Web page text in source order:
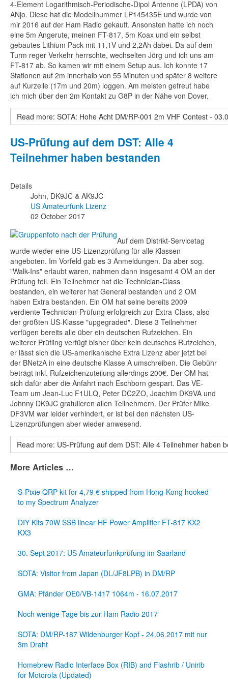
4-Element Logarithmisch-Periodische-Dipol Antenne (LPDA) von
ANjo. Diese hat die Modellnummer LP145435E und wurde von
mir 2016 auf der Ham Radio gekauft. Ansonsten hatte ich noch
eine 5m Angerute, meinen FT-817, 5m Koax und ein selbst
gebautes Lithium Pack mit 11,1V und 2,2Ah dabei. Da auf dem
Turm reger Verkehr herrschte, wechselten Jörg und ich uns am
FT-817 ab. So kamen wir mit einem Setup aus. Ich konnte 17
Stationen auf 2m innerhalb von 55 Minuten und später 8 weitere
auf Kurzelle (17m und 20m) loggen. Am meisten gefreut habe
ich mich über den 2m Kontakt zu G8P in der Nähe von Dover.
Read more: SOTA: Hohe Acht DM/RP-001 2m VHF Contest -
US-Prüfung auf dem DST: Alle 4
Teilnehmer haben bestanden
Details
John, DK9JC & AK9JC
US Amateurfunk Lizenz
02 October 2017
Auf dem Distrikt-Servicetag
wurde wieder eine US-Lizenzprüfung für alle Klassen
angeboten. Im Vorfeld gab es 3 Anmeldungen. Da aber sog.
"Walk-Ins" erlaubt waren, nahmen dann insgesamt 4 OM an der
Prüfung teil. Ein Teilnehmer hat die Technician-Class
bestanden, ein weiterer hat General bestanden und 2 OM
haben Extra bestanden. Ein OM hat seine bereits 2009
verdiente Technician-Prüfung erfolgreich zur Extra-Class, also
der größten US-Klasse "upgegraded". Diese 3 Teilnehmer
verfügen bereits alle über ein deutschen Rufzeichen. Ein
weiterer Prüfling verfügt bisher über kein deutsches Rufzeichen,
er lässt sich die US-amerikanische Extra Lizenz aber jetzt bei
der BNetzA in eine deutsche Klasse A umschreiben. Die Gebühr
beträgt inkl. Rufzeichenzuteilung allerdings 200€. Der OM hat
sich dafür aber die Anfahrt nach Eschborn gespart. Das VE-
Team um Jean-Luc F1ULQ, Peter DC2ZO, Joachim DK9VA und
Johnny DK9JC gratulieren allen Teilnehmern. Der Prüfer Mike
DF3VM war leider verhindert, er ist bei den nächsten US-
Lizenzprüfungen aber wieder anwesend.
Read more: US-Prüfung auf dem DST: Alle 4 Teilnehmer haben
More Articles …
S-Pixie QRP kit for 4,79 € shipped from Hong-Kong hooked
to my Spectrum Analyzer
DIY Kits 70W SSB linear HF Power Amplifier FT-817 KX2
KX3
30. Sept 2017: US Amateurfunkprüfung im Saarland
SOTA: Visitor from Japan (DL/JF8LPB) in DM/RP
GMA: Pfänder OE0/VB-1417 1064m - 16.07.2017
Noch wenige Tage bis zur Ham Radio 2017
SOTA: DM/RP-187 Wildenburger Kopf - 24.06.2017 mit nur
3m Draht
Homebrew Radio Interface Box (RIB) and Flashrib / Unirib
for Motorola (Updated)